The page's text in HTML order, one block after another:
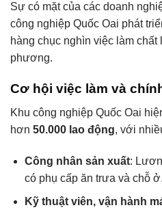
Sự có mặt của các doanh
công nghiệp Quốc Oai phát
hàng chục nghìn việc làm
phương.
Cơ hội việc làm và
Khu công nghiệp Quốc Oai
hơn 50.000 lao động, với
Công nhân sản xuất:
có phụ cấp ăn trưa và chỗ ở.
Kỹ thuật viên, vận hành